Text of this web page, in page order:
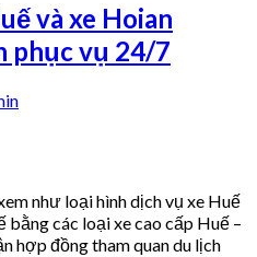
và xe Hoian
phục vụ 24/7
như loại hình dịch vụ xe Huế
bằng các loại xe cao cấp Huế –
hợp đồng tham quan du lịch